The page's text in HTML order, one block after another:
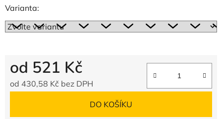
Varianta:
od 521 Kč
od 430,58 Kč bez DPH
DO KOŠÍKU